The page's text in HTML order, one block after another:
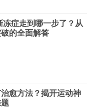
症走到哪一步了？从
的全面解答
愈方法？揭开运动神